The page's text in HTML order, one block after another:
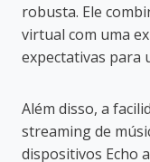
robusta. Ele
virtual com uma
expectativas para
Além disso, a
streaming de
dispositivos Echo